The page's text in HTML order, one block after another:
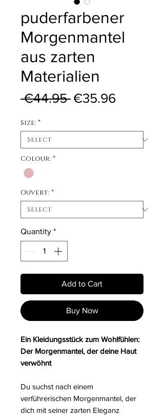
puderfarbener
Morgenmantel
aus zarten
Materialien
€44.95 Regular Price
€35.96
Size: *
Colour: *
Ouvert: *
Quantity *
Add to Cart
Buy Now
Ein Kleidungsstück zum Wohlfühlen:
Der Morgenmantel, der deine Haut
verwöhnt
Du suchst nach einem
verführerischen Morgenmantel, der
dich mit seiner zarten Eleganz